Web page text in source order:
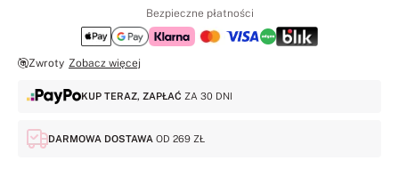
Bezpieczne płatności
Zwroty Zobacz więcej
KUP TERAZ, ZAPŁAĆ ZA 30 DNI
DARMOWA DOSTAWA OD 269 ZŁ